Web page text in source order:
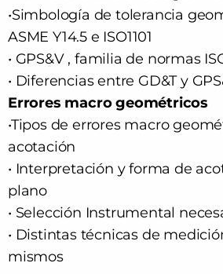
•Simbología de tolerancia
ASME Y14.5 e ISO1101
• GPS&V , familia de normas
• Diferencias entre GD&T y
Errores macro geométricos
•Tipos de errores macro
acotación
• Interpretación y forma de
plano
• Selección Instrumental
• Distintas técnicas de
mismos